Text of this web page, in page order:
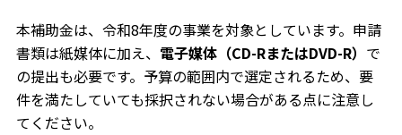
本補助金は、令和8年度の事業を対象としています。申請
書類は紙媒体に加え、 電子媒体（CD-RまたはDVD-R） で
の提出も必要です。予算の範囲内で選定されるため、要
件を満たしていても採択されない場合がある点に注意し
てください。